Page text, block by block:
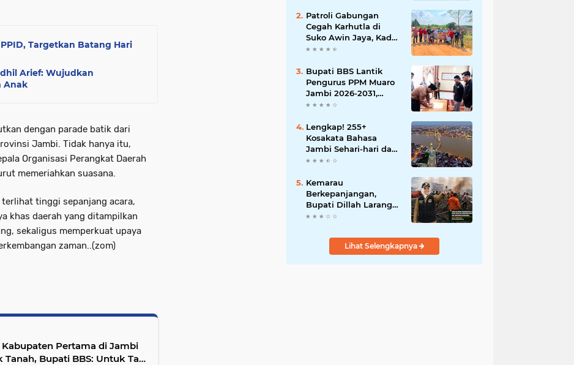
Targetkan Batang Hari
Arief: Wujudkan
Anak
dengan parade batik dari
Jambi. Tidak hanya itu,
Organisasi Perangkat Daerah
memeriahkan suasana.
tinggi sepanjang acara,
khas daerah yang ditampilkan
sekaligus memperkuat upaya
zaman..(zom)
Pertama di Jambi
Bupati BBS: Untuk Tata
Patroli Gabungan
Cegah Karhutla di
Suko Awin Jaya, Kades
Idawati Gandeng PT
Bupati BBS Lantik
Pengurus PPM Muaro
Jambi 2026-2031,
Dorong Pemuda Jadi
Lengkap! 255+
Kosakata Bahasa
Jambi Sehari-hari dan
Artinya
Kemarau
Berkepanjangan,
Bupati Dillah Larang
Camat Tinggalkan
Hadapi Karhutla dan
KebakaranLihat Selengkapnya